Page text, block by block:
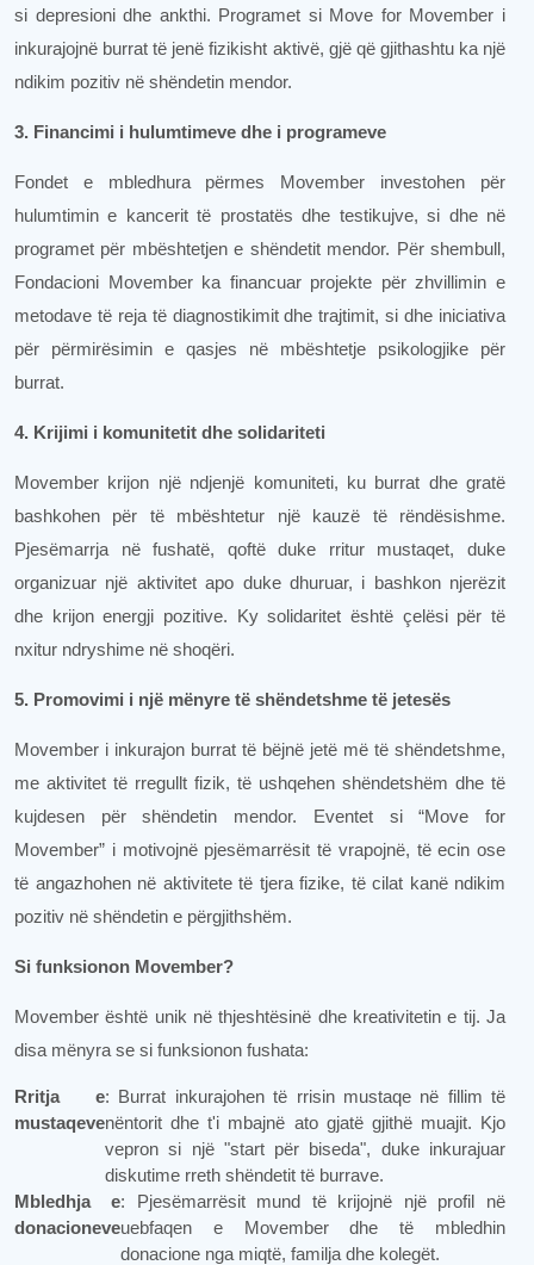
si depresioni dhe ankthi. Programet si Move for Movember i
inkurajojnë burrat të jenë fizikisht aktivë, gjë që gjithashtu ka një
ndikim pozitiv në shëndetin mendor.
3. Financimi i hulumtimeve dhe i programeve
Fondet e mbledhura përmes Movember investohen për
hulumtimin e kancerit të prostatës dhe testikujve, si dhe në
programet për mbështetjen e shëndetit mendor. Për shembull,
Fondacioni Movember ka financuar projekte për zhvillimin e
metodave të reja të diagnostikimit dhe trajtimit, si dhe iniciativa
për përmirësimin e qasjes në mbështetje psikologjike për
burrat.
4. Krijimi i komunitetit dhe solidariteti
Movember krijon një ndjenjë komuniteti, ku burrat dhe gratë
bashkohen për të mbështetur një kauzë të rëndësishme.
Pjesëmarrja në fushatë, qoftë duke rritur mustaqet, duke
organizuar një aktivitet apo duke dhuruar, i bashkon njerëzit
dhe krijon energji pozitive. Ky solidaritet është çelësi për të
nxitur ndryshime në shoqëri.
5. Promovimi i një mënyre të shëndetshme të jetesës
Movember i inkurajon burrat të bëjnë jetë më të shëndetshme,
me aktivitet të rregullt fizik, të ushqehen shëndetshëm dhe të
kujdesen për shëndetin mendor. Eventet si “Move for
Movember” i motivojnë pjesëmarrësit të vrapojnë, të ecin ose
të angazhohen në aktivitete të tjera fizike, të cilat kanë ndikim
pozitiv në shëndetin e përgjithshëm.
Si funksionon Movember?
Movember është unik në thjeshtësinë dhe kreativitetin e tij. Ja
disa mënyra se si funksionon fushata:
Rritja e
mustaqeve
: Burrat inkurajohen të rrisin mustaqe në fillim të
nëntorit dhe t'i mbajnë ato gjatë gjithë muajit. Kjo
vepron si një "start për biseda", duke inkurajuar
diskutime rreth shëndetit të burrave.
Mbledhja e
donacioneve
: Pjesëmarrësit mund të krijojnë një profil në
uebfaqen e Movember dhe të mbledhin
donacione nga miqtë, familja dhe kolegët.